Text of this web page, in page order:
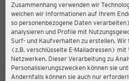
Zusammenhang verwenden wir
welchen wir Informationen auf Ihrem
so personenbezogene Daten
analysieren und Profile mit
Surf- und Kaufverhalten zu erstellen.
(z.B. verschlüsselte E-Mailadressen) mit
Netzwerken. Dieser Verarbeitung zu
Personalisierungszwecken können sie
Andernfalls können sie auch nur
ERNSTING'S
Mainzer-
76726
3,8
STANDORT SERVICES SORTIMENT